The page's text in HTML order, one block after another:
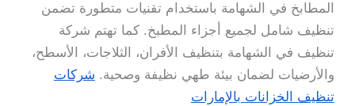
المطابخ في الشهامة باستخدام تقنيات متطورة تضمن
تنظيف شامل لجميع أجزاء المطبخ. كما تهتم شركة
تنظيف في الشهامة بتنظيف الأفران، الثلاجات، الأسطح،
والأرضيات لضمان بيئة طهي نظيفة وصحية. شركات
تنظيف الخزانات بالإمارات